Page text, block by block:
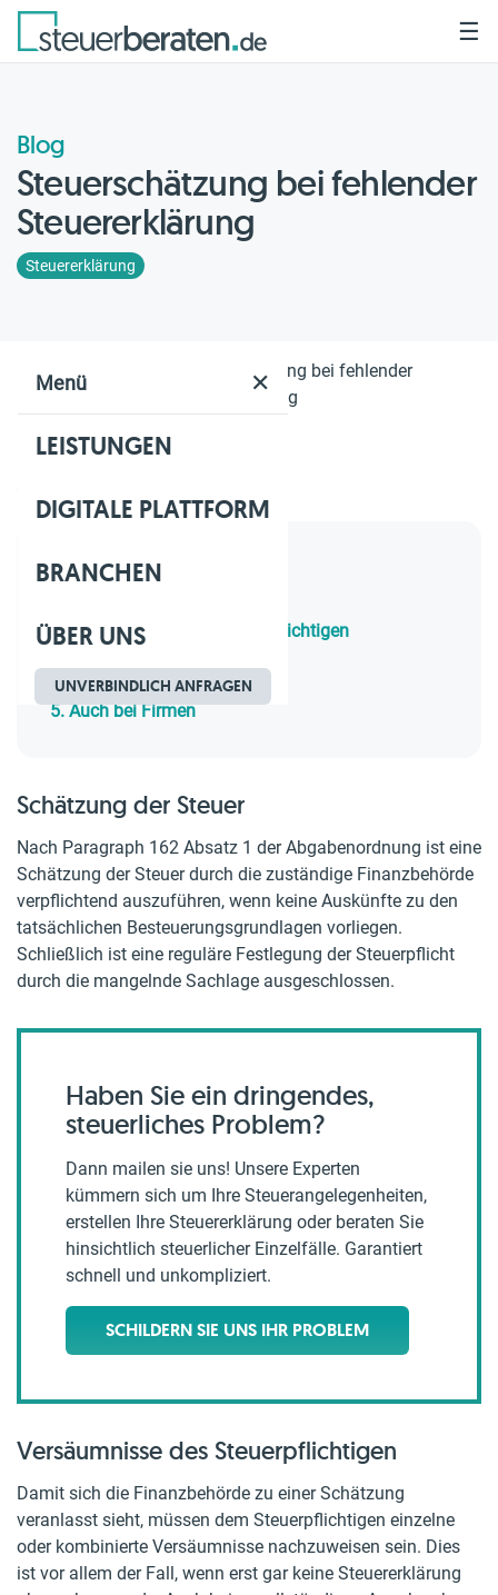
Menü ✕
LEISTUNGEN
DIGITALE PLATTFORM
BRANCHEN
ÜBER UNS
UNVERBINDLICH ANFRAGEN
☰
Blog
Steuerschätzung bei fehlender
Steuererklärung
Steuererklärung
Home
Steuerschätzung bei fehlender
Steuererklärung
Inhaltsverzeichnis
2. Versäumnisse des Steuerpflichtigen
4. Rechtsmittel einlegen
5. Auch bei Firmen
Schätzung der Steuer
Nach Paragraph 162 Absatz 1 der Abgabenordnung ist eine
Schätzung der Steuer durch die zuständige Finanzbehörde
verpflichtend auszuführen, wenn keine Auskünfte zu den
tatsächlichen Besteuerungsgrundlagen vorliegen.
Schließlich ist eine reguläre Festlegung der Steuerpflicht
durch die mangelnde Sachlage ausgeschlossen.
Haben Sie ein dringendes,
steuerliches Problem?
Dann mailen sie uns! Unsere Experten
kümmern sich um Ihre Steuerangelegenheiten,
erstellen Ihre Steuererklärung oder beraten Sie
hinsichtlich steuerlicher Einzelfälle. Garantiert
schnell und unkompliziert.
SCHILDERN SIE UNS IHR PROBLEM
Versäumnisse des Steuerpflichtigen
Damit sich die Finanzbehörde zu einer Schätzung
veranlasst sieht, müssen dem Steuerpflichtigen einzelne
oder kombinierte Versäumnisse nachzuweisen sein. Dies
ist vor allem der Fall, wenn erst gar keine Steuererklärung